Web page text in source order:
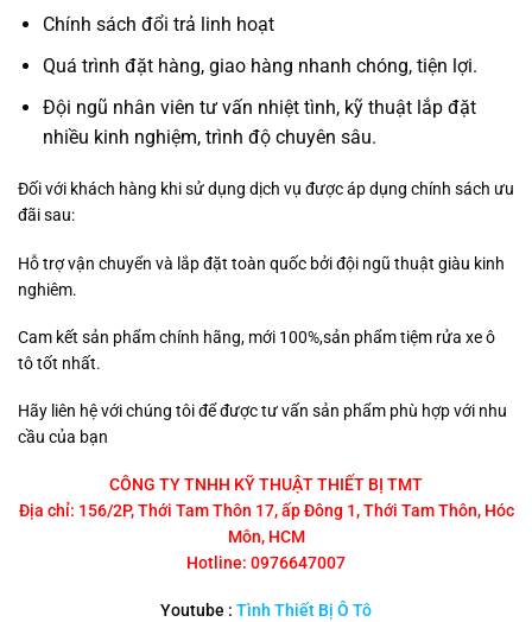
Chính sách đổi trả linh hoạt
Quá trình đặt hàng, giao hàng nhanh chóng, tiện lợi.
Đội ngũ nhân viên tư vấn nhiệt tình, kỹ thuật lắp đặt
nhiều kinh nghiệm, trình độ chuyên sâu.
Đối với khách hàng khi sử dụng dịch vụ được áp dụng chính sách ưu
đãi sau:
Hỗ trợ vận chuyển và lắp đặt toàn quốc bởi đội ngũ thuật giàu kinh
nghiêm.
Cam kết sản phẩm chính hãng, mới 100%,sản phẩm tiệm rửa xe ô
tô tốt nhất.
Hãy liên hệ với chúng tôi để được tư vấn sản phẩm phù hợp với nhu
cầu của bạn
CÔNG TY TNHH KỸ THUẬT THIẾT BỊ TMT
Địa chỉ: 156/2P, Thới Tam Thôn 17, ấp Đông 1, Thới Tam Thôn, Hóc
Môn, HCM
Hotline: 0976647007
Youtube : Tình Thiết Bị Ô Tô